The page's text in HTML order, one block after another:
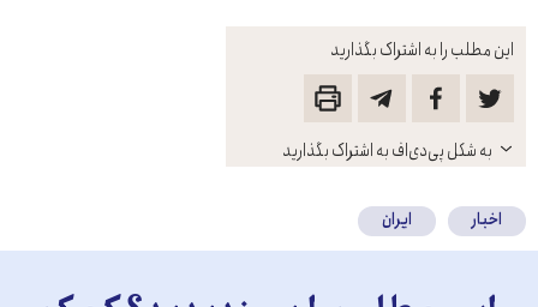
این مطلب را به اشتراک بگذارید
باز
کنید
به شکل پی‌دی‌اف به اشتراک بگذارید
اخبار ایران